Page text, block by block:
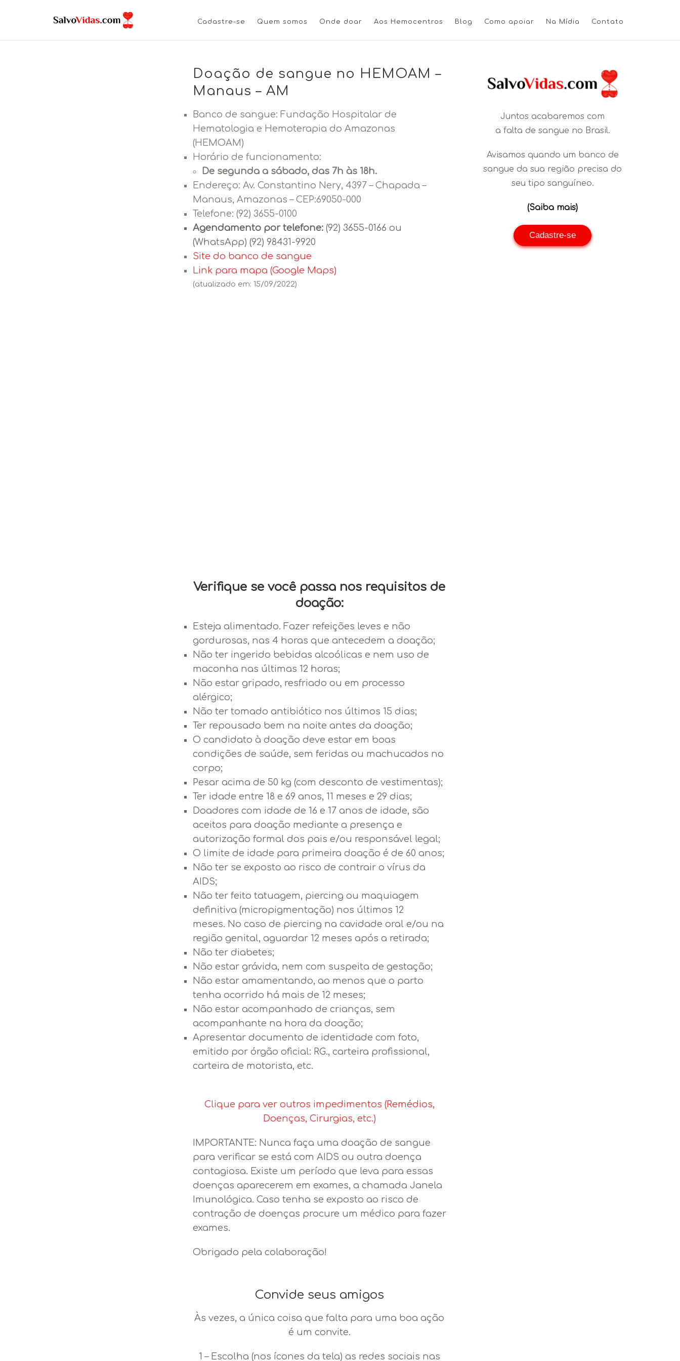
Cadastre-se Quem somos Onde doar Aos Hemocentros Blog Como apoiar Na Mídia Contato
Doação de sangue no HEMOAM –
Manaus – AM
Banco de sangue: Fundação Hospitalar de
Hematologia e Hemoterapia do Amazonas
(HEMOAM)
Horário de funcionamento:
De segunda a sábado, das 7h às 18h.
Endereço: Av. Constantino Nery, 4397 – Chapada –
Manaus, Amazonas – CEP:69050-000
Telefone: (92) 3655-0100
Agendamento por telefone:(92) 3655-0166 ou
(WhatsApp) (92) 98431-9920
Site do banco de sangue
Link para mapa (Google Maps)
(atualizado em: 15/09/2022)
Verifique se você passa nos requisitos de
doação:
Esteja alimentado. Fazer refeições leves e não
gordurosas, nas 4 horas que antecedem a doação;
Não ter ingerido bebidas alcoólicas e nem uso de
maconha nas últimas 12 horas;
Não estar gripado, resfriado ou em processo
alérgico;
Não ter tomado antibiótico nos últimos 15 dias;
Ter repousado bem na noite antes da doação;
O candidato à doação deve estar em boas
condições de saúde, sem feridas ou machucados no
corpo;
Pesar acima de 50 kg (com desconto de vestimentas);
Ter idade entre 18 e 69 anos, 11 meses e 29 dias;
Doadores com idade de 16 e 17 anos de idade, são
aceitos para doação mediante a presença e
autorização formal dos pais e/ou responsável legal;
O limite de idade para primeira doação é de 60 anos;
Não ter se exposto ao risco de contrair o vírus da
AIDS;
Não ter feito tatuagem, piercing ou maquiagem
definitiva (micropigmentação) nos últimos 12
meses. No caso de piercing na cavidade oral e/ou na
região genital, aguardar 12 meses após a retirada;
Não ter diabetes;
Não estar grávida, nem com suspeita de gestação;
Não estar amamentando, ao menos que o parto
tenha ocorrido há mais de 12 meses;
Não estar acompanhado de crianças, sem
acompanhante na hora da doação;
Apresentar documento de identidade com foto,
emitido por órgão oficial: RG., carteira profissional,
carteira de motorista, etc.
Clique para ver outros impedimentos (Remédios,
Doenças, Cirurgias, etc.)
IMPORTANTE: Nunca faça uma doação de sangue
para verificar se está com AIDS ou outra doença
contagiosa. Existe um período que leva para essas
doenças aparecerem em exames, a chamada Janela
Imunológica. Caso tenha se exposto ao risco de
contração de doenças procure um médico para fazer
exames.
Obrigado pela colaboração!
Convide seus amigos
Às vezes, a única coisa que falta para uma boa ação
é um convite.
1 – Escolha (nos ícones da tela) as redes sociais nas
Juntos acabaremos com
a falta de sangue no Brasil.
Avisamos quando um banco de
sangue da sua região precisa do
seu tipo sanguíneo.
(Saiba mais)
Cadastre-se